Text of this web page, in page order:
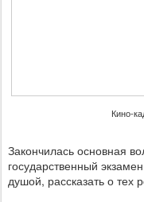
Кино-
Закончилась основная
государственный
душой, рассказать о тех